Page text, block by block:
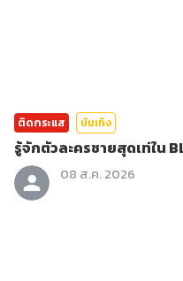
ติดกระแส บันเทิง
รู้จักตัวละครชายสุดเท่ใน
08 ส.ค. 2026